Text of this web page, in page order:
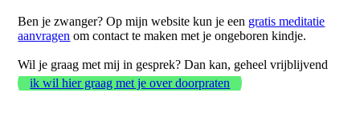
Ben je zwanger? Op mijn website kun je een gratis meditatie
aanvragen om contact te maken met je ongeboren kindje.
Wil je graag met mij in gesprek? Dan kan, geheel vrijblijvend
ik wil hier graag met je over doorpraten